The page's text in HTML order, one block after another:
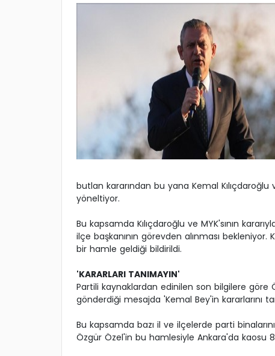
butlan kararından bu yana Kemal
yöneltiyor.
Bu kapsamda Kılıçdaroğlu ve MYK'sının
ilçe başkanının görevden alınması bekleniyor.
bir hamle geldiği bildirildi.
'KARARLARI TANIMAYIN'
Partili kaynaklardan edinilen son bilgilere göre
gönderdiği mesajda 'Kemal Bey'in kararlarını
Bu kapsamda bazı il ve ilçelerde parti
Özgür Özel'in bu hamlesiyle Ankara'da kaosu